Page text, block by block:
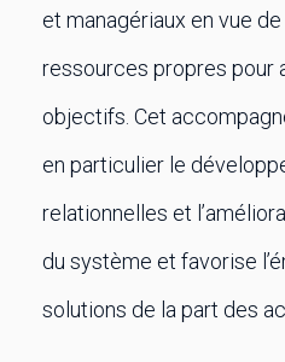
et managériaux en vue
ressources propres pour
objectifs. Cet
en particulier le
relationnelles et
du système et favorise
solutions de la part des